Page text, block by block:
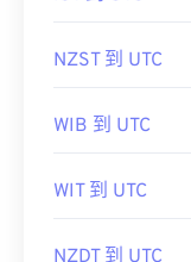
NZST 到 UTC
WIB 到 UTC
WIT 到 UTC
NZDT 到 UTC